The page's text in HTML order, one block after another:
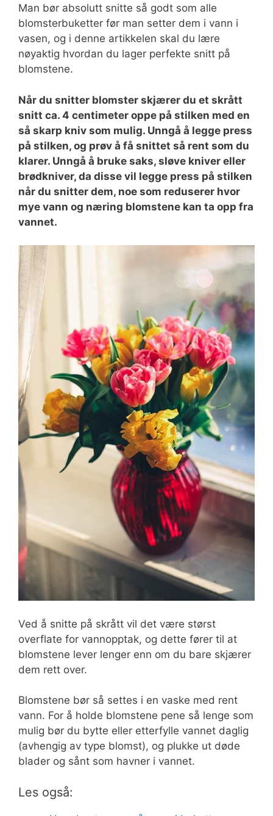
Man bør absolutt snitte så godt som alle
blomsterbuketter før man setter dem i vann i
vasen, og i denne artikkelen skal du lære
nøyaktig hvordan du lager perfekte snitt på
blomstene.
Når du snitter blomster skjærer du et skrått
snitt ca. 4 centimeter oppe på stilken med en
så skarp kniv som mulig. Unngå å legge press
på stilken, og prøv å få snittet så rent som du
klarer. Unngå å bruke saks, sløve kniver eller
brødkniver, da disse vil legge press på stilken
når du snitter dem, noe som reduserer hvor
mye vann og næring blomstene kan ta opp fra
vannet.
Ved å snitte på skrått vil det være størst
overflate for vannopptak, og dette fører til at
blomstene lever lenger enn om du bare skjærer
dem rett over.
Blomstene bør så settes i en vaske med rent
vann. For å holde blomstene pene så lenge som
mulig bør du bytte eller etterfylle vannet daglig
(avhengig av type blomst), og plukke ut døde
blader og sånt som havner i vannet.
Les også: